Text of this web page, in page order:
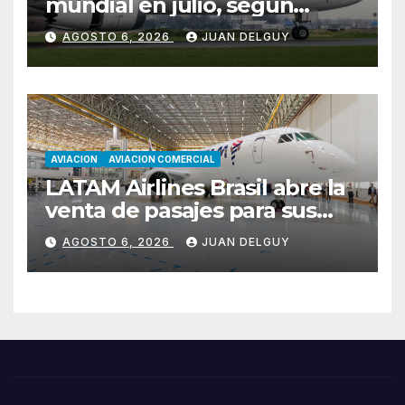
Cirium
AGOSTO 6, 2026 JUAN DELGUY
AVIACION AVIACION COMERCIAL
LATAM Airlines Brasil abre la
venta de pasajes para sus
nuevos Embraer E195-E2 y
anuncia la expansión de su
red
AGOSTO 6, 2026 JUAN DELGUY